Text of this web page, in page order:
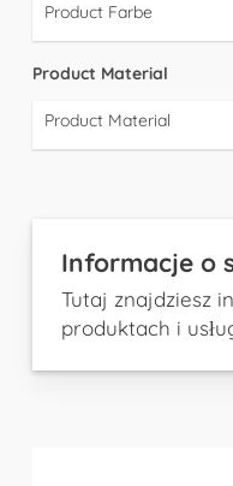
Product Farbe
Product Material
Product Material
Informacje o
Tutaj znajdziesz
produktach i